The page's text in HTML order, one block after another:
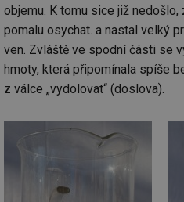
objemu. K tomu sice již
pomalu osychat. a nastal velký
ven. Zvláště ve spodní části se
hmoty, která připomínala spíše
z válce „vydolovat“ (doslova).